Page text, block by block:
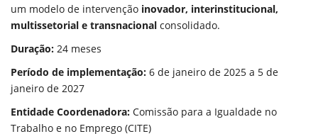
um modelo de intervenção inovador, interinstitucional,
multissetorial e transnacional consolidado.
Duração: 24 meses
Período de implementação: 6 de janeiro de 2025 a 5 de
janeiro de 2027
Entidade Coordenadora: Comissão para a Igualdade no
Trabalho e no Emprego (CITE)